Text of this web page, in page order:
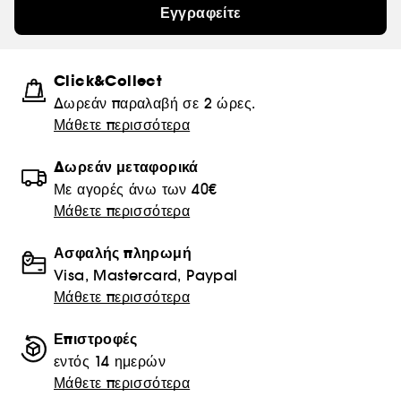
Εγγραφείτε
Click&Collect
Δωρεάν παραλαβή σε 2 ώρες.
Μάθετε περισσότερα
Δωρεάν μεταφορικά
Με αγορές άνω των 40€
Μάθετε περισσότερα
Ασφαλής πληρωμή
Visa, Mastercard, Paypal
Μάθετε περισσότερα
Επιστροφές
εντός 14 ημερών
Μάθετε περισσότερα